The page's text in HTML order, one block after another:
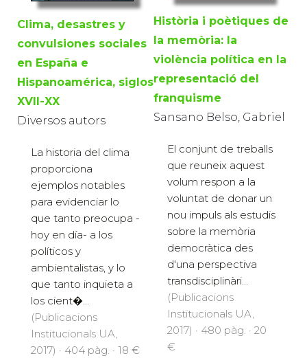
Clima, desastres y
convulsiones sociales
en España e
Hispanoamérica, siglos
XVII-XX
Diversos autors
La historia del clima
proporciona
ejemplos notables
para evidenciar lo
que tanto preocupa -
hoy en día- a los
políticos y
ambientalistas, y lo
que tanto inquieta a
los cient�...
(Publicacions
Institucionals UA,
2017) · 404 pàg. · 18 €
Història i poètiques de
la memòria: la
violència política en la
representació del
franquisme
Sansano Belso, Gabriel
El conjunt de treballs
que reuneix aquest
volum respon a la
voluntat de donar un
nou impuls als estudis
sobre la memòria
democràtica des
d'una perspectiva
transdisciplinàri...
(Publicacions
Institucionals UA,
2017) · 480 pàg. · 20
€